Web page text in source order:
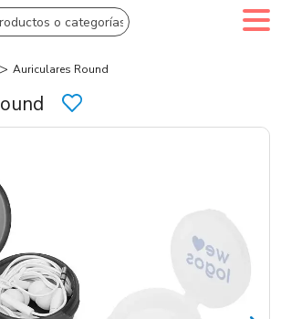
Crea tu cuenta
Auriculares Round